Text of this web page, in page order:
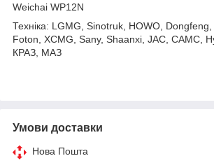
Weichai WP12N
Техніка: LGMG, Sinotruk, HOWO, Dongfeng,
Foton, XCMG, Sany, Shaanxi, JAC, CAMC,
КРАЗ, МАЗ
Умови доставки
Нова Пошта